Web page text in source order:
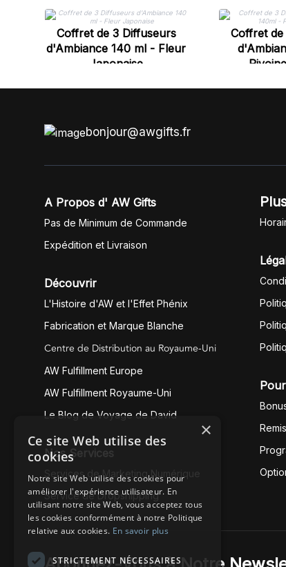
Coffret de 3 Diffuseurs
d'Ambiance 140 ml - Fleur
Japonaise
Coffret
bonjour@awgifts.fr
A Propos d' AW Gifts
Pas de Minimum de Commande
Expédition et Livraison
Découvrir
L'Histoire d'AW et l'Effet Phénix
Fabrication et Marque Blanche
Centre de Distribution au Royaume-Uni
AW Fulfillment Europe
AW Fulfillment Royaume-Uni
Le Blog de Voyage de David
Nos Services
Services de Marketing Numérique
Service de Dropshipping
×
Ce site Web utilise des
cookies
Notre site Web utilise des cookies pour
améliorer l'expérience utilisateur. En
utilisant notre site Web, vous acceptez tous
les cookies conformément à notre Politique
relative aux cookies. En savoir plus
STRICTEMENT NÉCESSAIRES